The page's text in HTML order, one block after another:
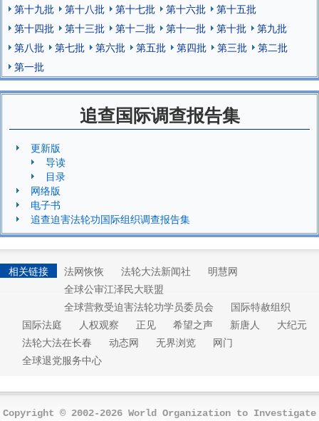
第十九批
第十八批 第十七批 第十六批
第十五批
第十四批
第十三批 第十二批 第十一批 第十批
第九批
第八批
第七批 第六批 第五批 第四批 第三批
第二批
第一批
追查国际调查报告集
更新版
导读
目录
网络版
电子书
追查迫害法轮功国际组织调查报告集
相关链接 法网恢恢 法轮大法新闻社
明慧网
全球公审江泽民大联盟
全球营救受迫害法轮功学员委员会
国际特赦组织
国际法庭
人权观察 正见 希望之声 新唐人
大纪元
法轮大法在长春
动态网 无界浏览
网门
全球退党服务中心
Copyright © 2002-2026 World Organization to Investigate